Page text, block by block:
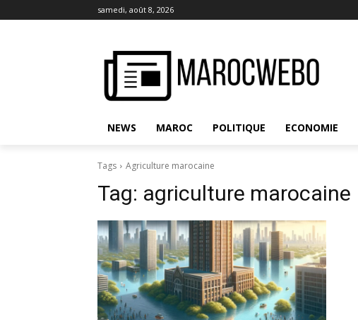
samedi, août 8, 2026
NEWS MAROC POLITIQUE ECONOMIE
Tags Agriculture marocaine
Tag: agriculture marocaine